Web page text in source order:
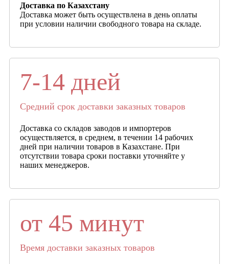
Доставка по Казахстану
Доставка может быть осуществлена в день оплаты
при условии наличии свободного товара на складе.
7-14 дней
Средний срок доставки заказных товаров
Доставка со складов заводов и импортеров
осуществляется, в среднем, в течении 14 рабочих
дней при наличии товаров в Казахстане. При
отсутствии товара сроки поставки уточняйте у
наших менеджеров.
от 45 минут
Время доставки заказных товаров